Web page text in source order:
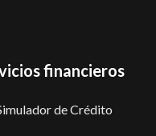
financieros
de Crédito